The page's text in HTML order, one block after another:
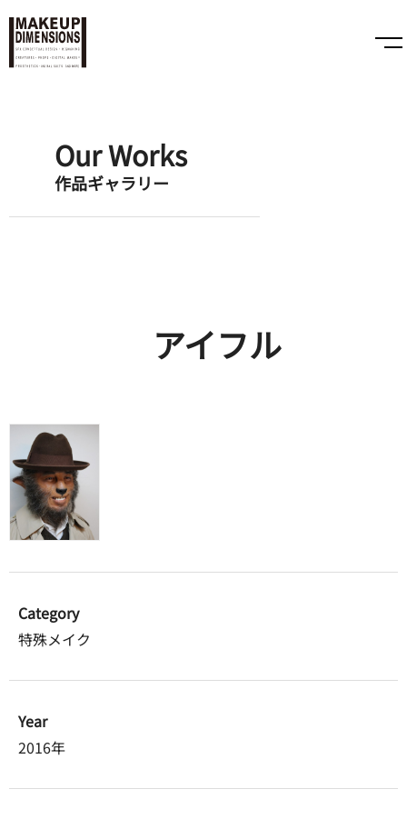
Our Works
作品ギャラリー
アイフル
Category
特殊メイク
Year
2016年